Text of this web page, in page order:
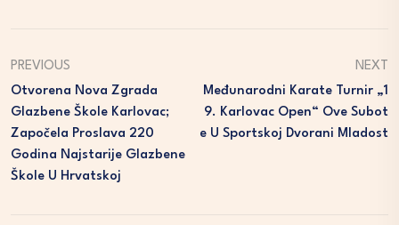
PREVIOUS
Otvorena Nova Zgrada
Glazbene Škole Karlovac;
Započela Proslava 220
Godina Najstarije Glazbene
Škole U Hrvatskoj
NEXT
Međunarodni Karate Turnir „1
9. Karlovac Open“ Ove Subot
E U Sportskoj Dvorani Mladost